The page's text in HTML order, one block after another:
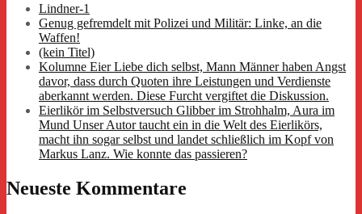
Lindner-1
Genug gefremdelt mit Polizei und Militär: Linke, an die
Waffen!
(kein Titel)
Kolumne Eier Liebe dich selbst, Mann Männer haben Angst
davor, dass durch Quoten ihre Leistungen und Verdienste
aberkannt werden. Diese Furcht vergiftet die Diskussion.
Eierlikör im Selbstversuch Glibber im Strohhalm, Aura im
Mund Unser Autor taucht ein in die Welt des Eierlikörs,
macht ihn sogar selbst und landet schließlich im Kopf von
Markus Lanz. Wie konnte das passieren?
Neueste Kommentare